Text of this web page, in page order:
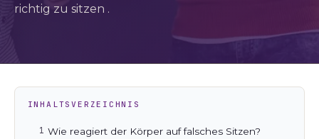
richtig zu sitzen .
INHALTSVERZEICHNIS
Wie reagiert der Körper auf falsches Sitzen?